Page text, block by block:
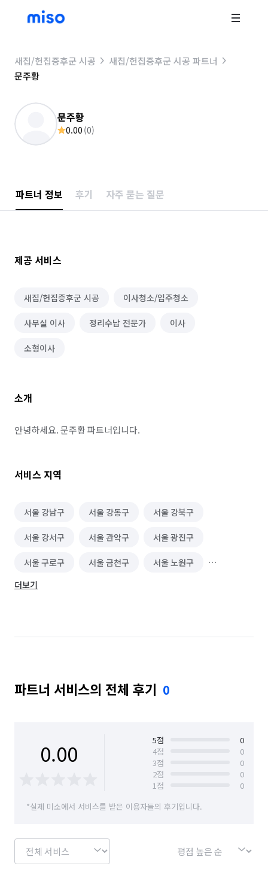
새집/헌집증후군 시공
새집/헌집증후군 시공 파트너
문주황
문주황
0.00 (0)
파트너 정보 후기 자주 묻는 질문
제공 서비스
새집/헌집증후군 시공 이사청소/입주청소
사무실 이사 정리수납 전문가 이사
소형이사
소개
안녕하세요. 문주황 파트너입니다.
서비스 지역
서울 강남구 서울 강동구 서울 강북구
서울 강서구 서울 관악구 서울 광진구
서울 구로구 서울 금천구 서울 노원구
서울 도봉구
서울 성동구 서울 성북구 서울 송파구
서울 은평구 서울 종로구 서울 중구
더보기
파트너 서비스의 전체 후기 0
0.00 5점
0
4점
0
3점
0
2점
0
1점
0
*실제 미소에서 서비스를 받은 이용자들의 후기입니다.